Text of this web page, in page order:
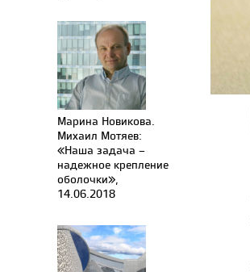
Марина Новикова.
Михаил Мотяев:
«Наша задача –
надежное крепление
оболочки»,
14.06.2018